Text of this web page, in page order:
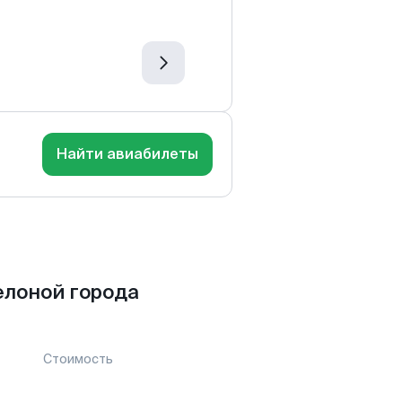
Найти авиабилеты
города
Стоимость